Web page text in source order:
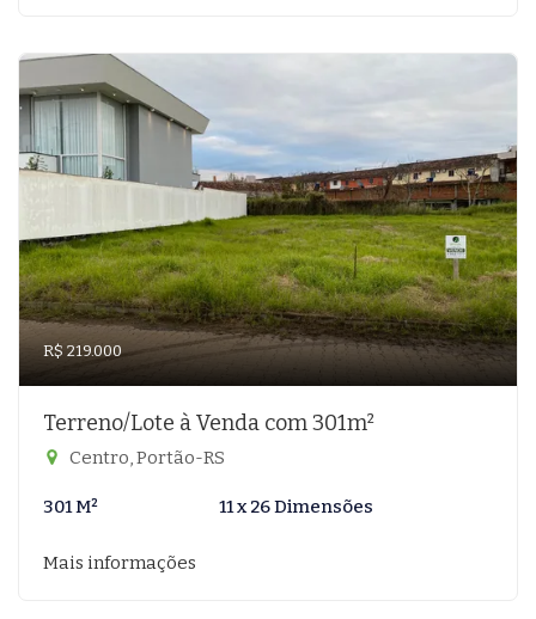
R$ 219.000
Terreno/Lote à Venda com 301m²
Centro, Portão-RS
301 M² 11 x 26 Dimensões
Mais informações